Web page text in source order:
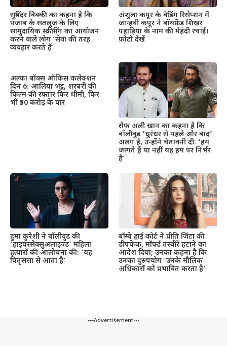
सुबिंदर विक्की का कहना है कि
पंजाब के सतलुज के लिए
सामुदायिक स्क्रीनिंग का आयोजन
करने वाले लोग ‘सेवा की तरह
व्यवहार करते हैं’
अंशुला कपूर के वेडिंग रिसेप्शन में
जान्हवी कपूर ने बॉयफ्रेंड शिखर
पहाड़िया के नाम की मेहंदी रचाई।
फ़ोटो देखें
अल्फा बॉक्स ऑफिस कलेक्शन
दिन 6: आलिया भट्ट, शरबरी की
फिल्म की रफ्तार फिर धीमी, फिर
भी ₹50 करोड़ के पार
सैफ अली खान का कहना है कि
बॉलीवुड ‘धुरंधर से पहले और बाद’
अलग है, उन्होंने चेतावनी दी: ‘हम
जागते हैं या नहीं यह हम पर निर्भर
है’
हुमा कुरेशी ने बॉलीवुड की
‘हाइपरसेक्सुअलाइज्ड’ महिला
हत्यारों की आलोचना की: ‘यह
पितृसत्ता से आता है’
बॉम्बे हाई कोर्ट ने प्रीति जिंटा की
डीपफेक, मॉर्फ्ड तस्वीरें हटाने का
आदेश दिया; उनका कहना है कि
उनका दुरुपयोग ‘उनके मौलिक
अधिकारों को प्रभावित करता है’
---Advertisement---